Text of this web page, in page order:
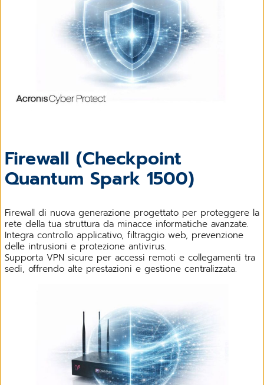
Firewall (Checkpoint
Quantum Spark 1500)
Firewall di nuova generazione progettato per proteggere la
rete della tua struttura da minacce informatiche avanzate.
Integra controllo applicativo, filtraggio web, prevenzione
delle intrusioni e protezione antivirus.
Supporta VPN sicure per accessi remoti e collegamenti tra
sedi, offrendo alte prestazioni e gestione centralizzata.